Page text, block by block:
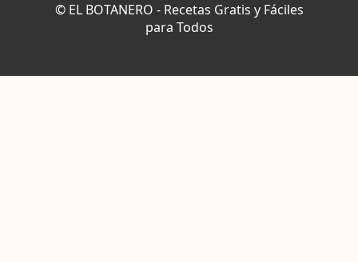
© EL BOTANERO - Recetas Gratis y Fáciles
para Todos